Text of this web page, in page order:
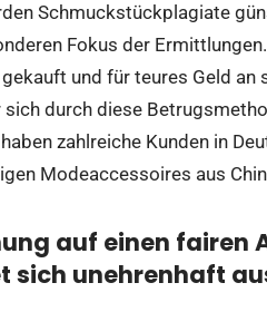
Schmuckstückplagiate
Fokus der
und für teures Geld
durch diese
zahlreiche Kunden in
Modeaccessoires aus
auf einen fairen
sich unehrenhaft